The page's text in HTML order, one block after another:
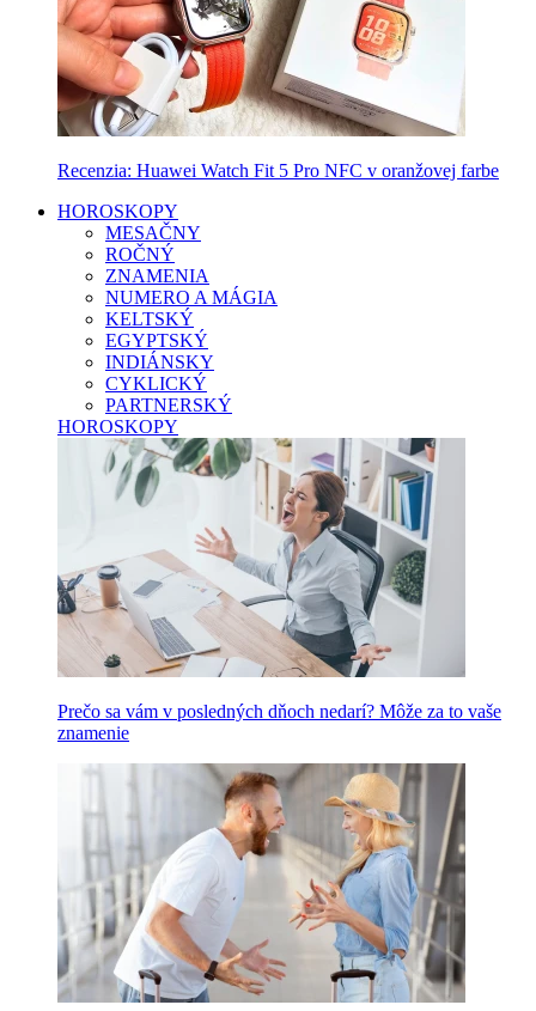
Recenzia: Huawei Watch Fit 5 Pro NFC v oranžovej farbe
HOROSKOPY
MESAČNY
ROČNÝ
ZNAMENIA
NUMERO A MÁGIA
KELTSKÝ
EGYPTSKÝ
INDIÁNSKY
CYKLICKÝ
PARTNERSKÝ
HOROSKOPY
Prečo sa vám v posledných dňoch nedarí? Môže za to vaše
znamenie